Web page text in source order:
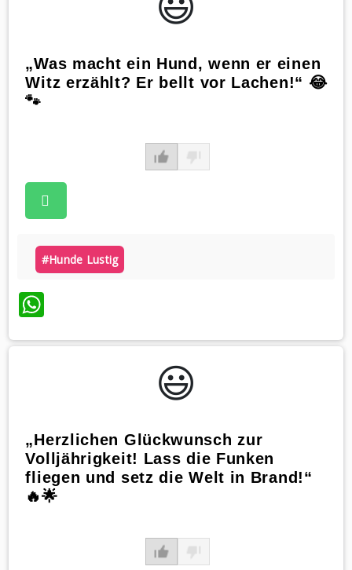
„Was macht ein Hund, wenn er einen
Witz erzählt? Er bellt vor Lachen!“ 😂
🐾
#hunde Lustig
WhatsApp
😃️
„Herzlichen Glückwunsch zur
Volljährigkeit! Lass die Funken
fliegen und setz die Welt in Brand!“
🔥🌟